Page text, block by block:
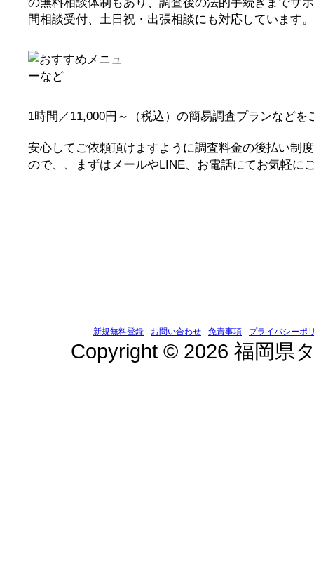
間相談受付、土日祝・出張相談にも対応しています。
1時間／11,000円～（税込）の簡易調査プランなどを
安心してご依頼頂けますように調査料金の後払い制
ので、、まずはメールやLINE、お電話にてお気軽に
新規無料登録 お問い合わせ 免責事項 プライバシーポ
Copyright © 2026 福岡県